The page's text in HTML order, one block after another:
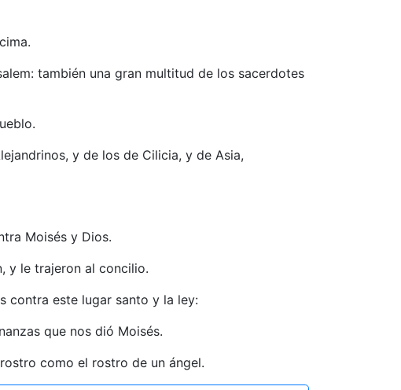
también una gran multitud de los sacerdotes
y de los de Cilicia, y de Asia,
Moisés y Dios.
y le trajeron al concilio.
contra este lugar santo y la ley:
que nos dió Moisés.
como el rostro de un ángel.